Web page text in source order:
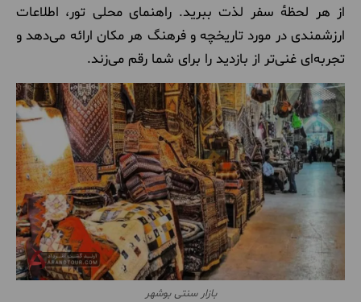
از هر لحظهٔ سفر لذت ببرید. راهنمای محلی تور، اطلاعات
ارزشمندی در مورد تاریخچه و فرهنگ هر مکان ارائه می‌دهد و
تجربه‌ای غنی‌تر از بازدید را برای شما رقم می‌زند.
بازار سنتی بوشهر